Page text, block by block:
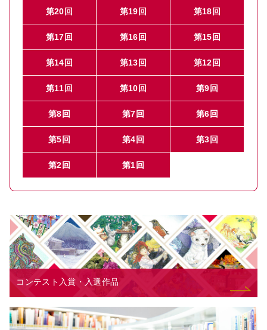
第20回 第19回 第18回
第17回 第16回 第15回
第14回 第13回 第12回
第11回 第10回 第9回
第8回 第7回 第6回
第5回 第4回 第3回
第2回 第1回
コンテスト入賞・入選作品